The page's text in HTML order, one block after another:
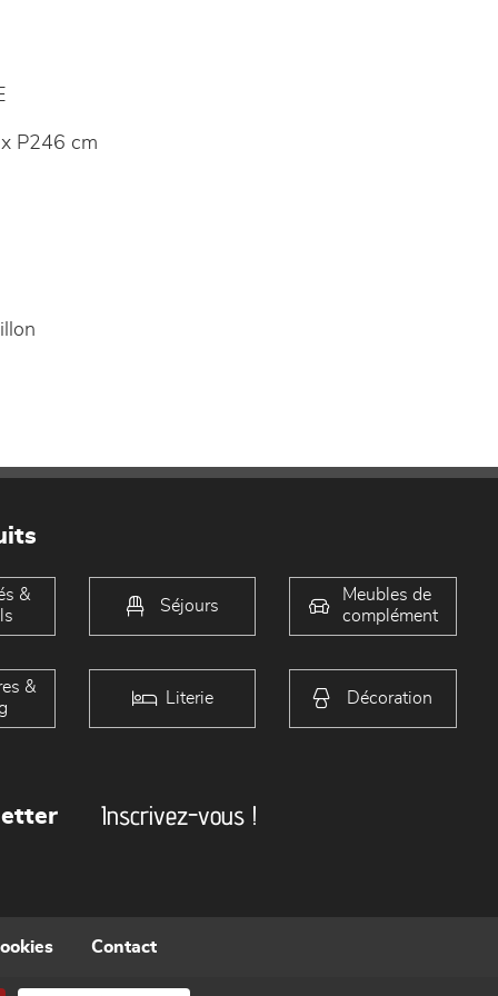
P246 cm
&
Séjours
Meubles de
complément
&
Literie Décoration
Inscrivez-vous !
Contact